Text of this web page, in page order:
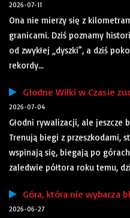
2026-07-11
Ona nie mierzy się z
granicami. Dziś poznamy
od zwykłej „dyszki”, a dziś
rekordy...
Głodne Wilki w Czasie
2026-07-04
Głodni rywalizacji, ale jeszcze
Trenują biegi z przeszkodami,
wspinają się, biegają po
zaledwie półtora roku temu,
Góra, która nie wybacza
2026-06-27